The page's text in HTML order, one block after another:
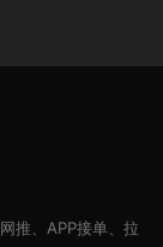
推、APP接单、拉